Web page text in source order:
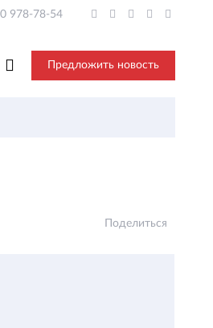
978-78-54
Предложить новость
Поделиться